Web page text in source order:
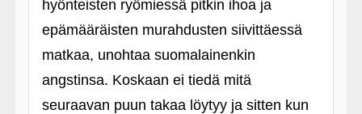
hyönteisten ryömiessä pitkin ihoa ja
epämääräisten murahdusten siivittäessä
matkaa, unohtaa suomalainenkin
angstinsa. Koskaan ei tiedä mitä
seuraavan puun takaa löytyy ja sitten kun